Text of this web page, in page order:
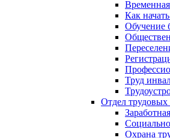
Как
Обучение
Труд
Отдел
Охрана